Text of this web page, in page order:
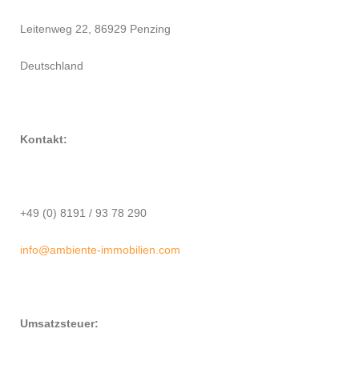
Leitenweg 22, 86929 Penzing
Deutschland
Kontakt:
+49 (0) 8191 / 93 78 290
info@ambiente-immobilien.com
Umsatzsteuer: